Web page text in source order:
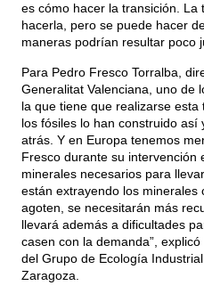
es cómo hacer la transición. La
hacerla, pero se puede hacer
maneras podrían resultar poco
Para Pedro Fresco Torralba,
Generalitat Valenciana, uno de
la que tiene que realizarse
los fósiles lo han construido
atrás. Y en Europa tenemos
Fresco durante su intervención
minerales necesarios para
están extrayendo los minerales
agoten, se necesitarán más
llevará además a dificultades
casen con la demanda”,
del Grupo de Ecología
Zaragoza.